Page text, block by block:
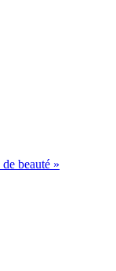
beauté »